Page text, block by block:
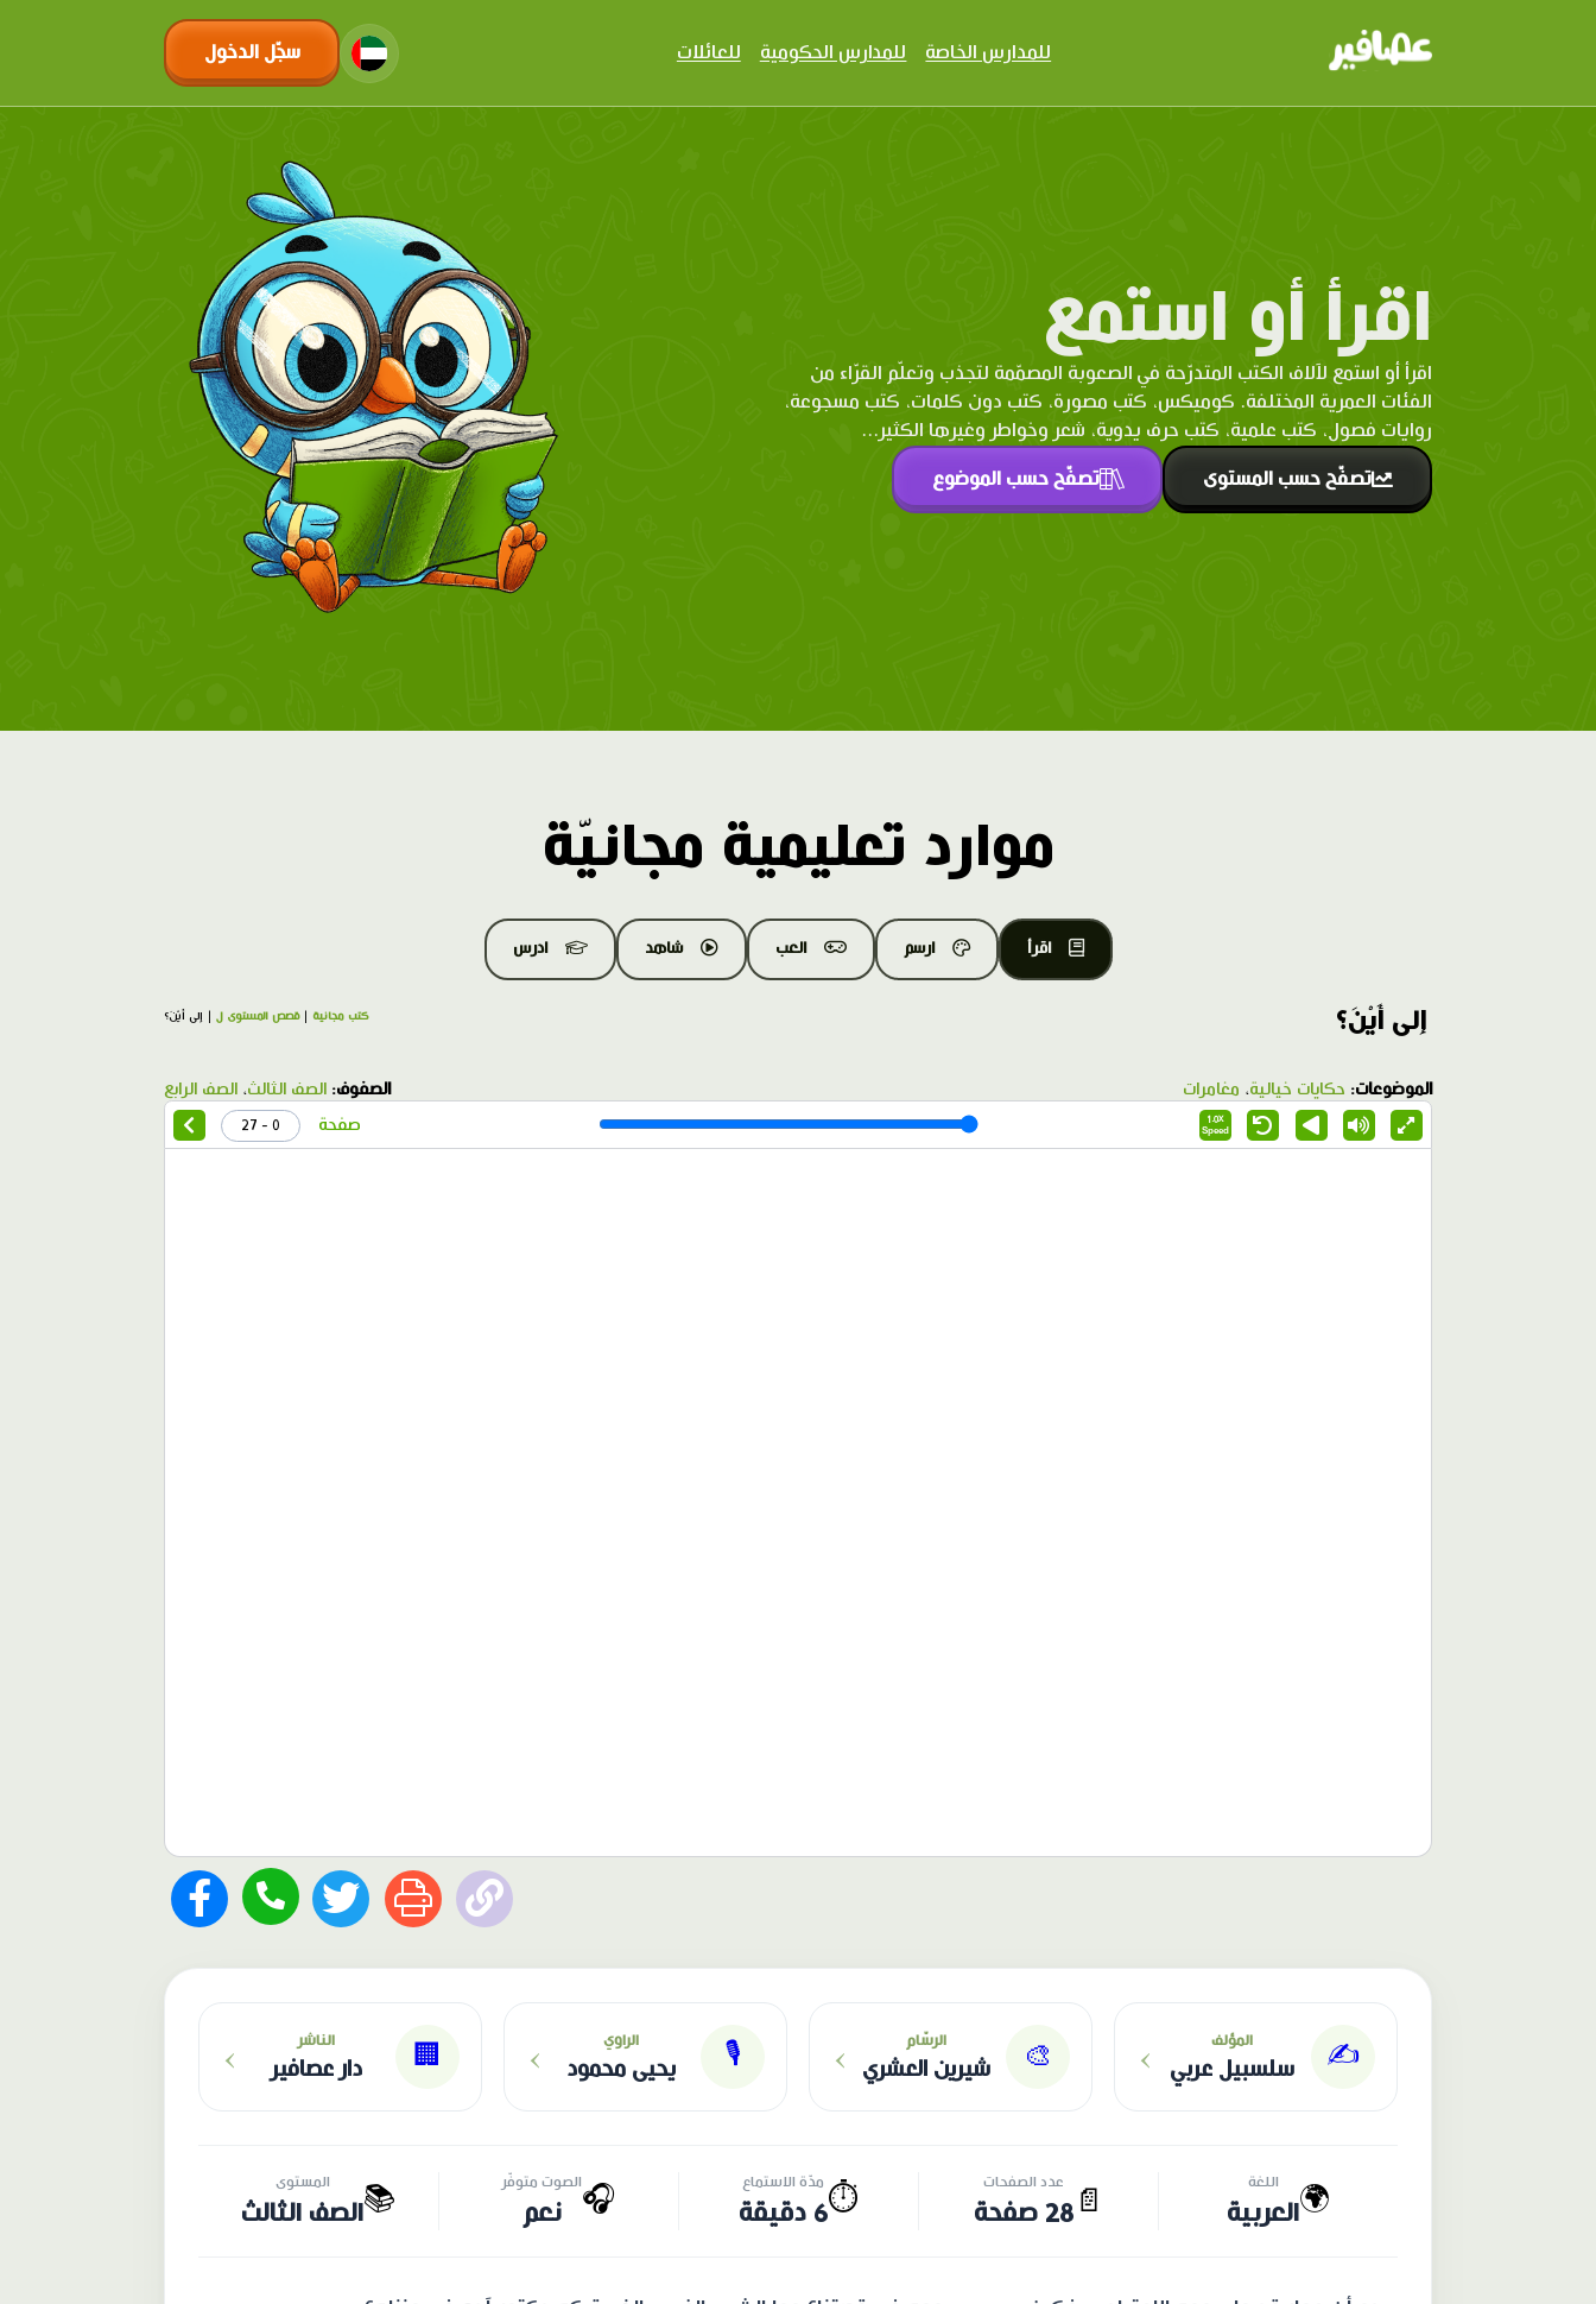
للمدارس الخاصة للمدارس الحكومية للعائلات سجّل الدخول
اقرأ أو استمع
اقرأ أو استمع لآلاف الكتب المتدرّحة في الصعوبة المصمّمة لتجذب وتعلّم القرّاء من
الفئات العمرية المختلفة. كوميكس، كتب مصورة، كتب دون كلمات، كتب مسجوعة،
روايات فصول، كتب علمية، كتب حرف يدوية، شعر وخواطر وغيرها الكثير...
تصفّح حسب المستوى تصفّح حسب الموضوع
موارد تعليمية مجانيّة
اقرأ ارسم العب شاهد ادرس
إِلى أَيْنَ؟ كتب مجانية |قصص المستوى ل | إِلى أَيْنَ؟
الموضوعات: حكايات خيالية، مغامرات الصفوف: الصف الثالث، الصف الرابع
1.0X
Speed
صفحة 0 - 27
✍️ المؤلف
سلسبيل عربي ›
🎨
الرسّام
شيرين العشري ›
🎙 الراوي
يحيى محمود ›
🏢
الناشر
دار عصافير ›
🌍 اللغة
العربية 📄
عدد الصفحات
28 صفحة ⏱️ مدّة الاستماع
6 دقيقة 🎧الصوت متوفّر
نعم 📚 المستوى
الصف الثالث